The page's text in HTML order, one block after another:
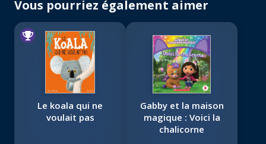
Vous pourriez également aimer
Le koala qui ne
voulait pas
Gabby et la maison
magique : Voici la
chalicorne